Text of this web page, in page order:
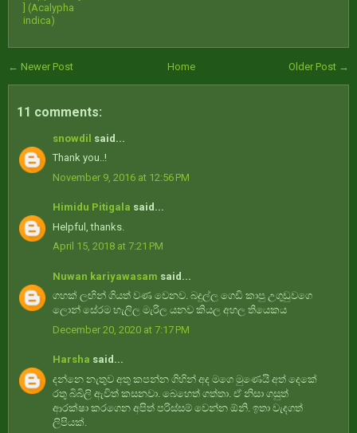
] (Acalypha
indica)
← Newer Post Older Post →
Home
11 comments:
snowdil said...
Thank you..!
November 9, 2016 at 12:56 PM
Himidu Pitigala said...
Helpful, thanks.
April 15, 2018 at 7:21 PM
Nuwan kariyawasam said...
ගහක් ලඟින් ගියත් වණ වෙනව. බදුල්ල ගෙඩි කාපු උගුඩුවගෙ
ලොන් සේරම හැලිල මැරිල යනව කියල අහල තියෙකය
December 20, 2020 at 7:17 PM
Harsha said...
දන්නෙ නැතුව අතු කපන්න ගිහින් අද මගෙ මුණෙයි අත් දෙකේ
රතු බිබිලි ඇවිත් කසනවා. බෙහෙත් ගත්තා. ඒ නිසා ගසුත්
ආරක්ෂා කරගෙන අපිත් පරිස්සම් වෙන්න ඕනි. ඉතා වැදගත්
ලිපියක්.